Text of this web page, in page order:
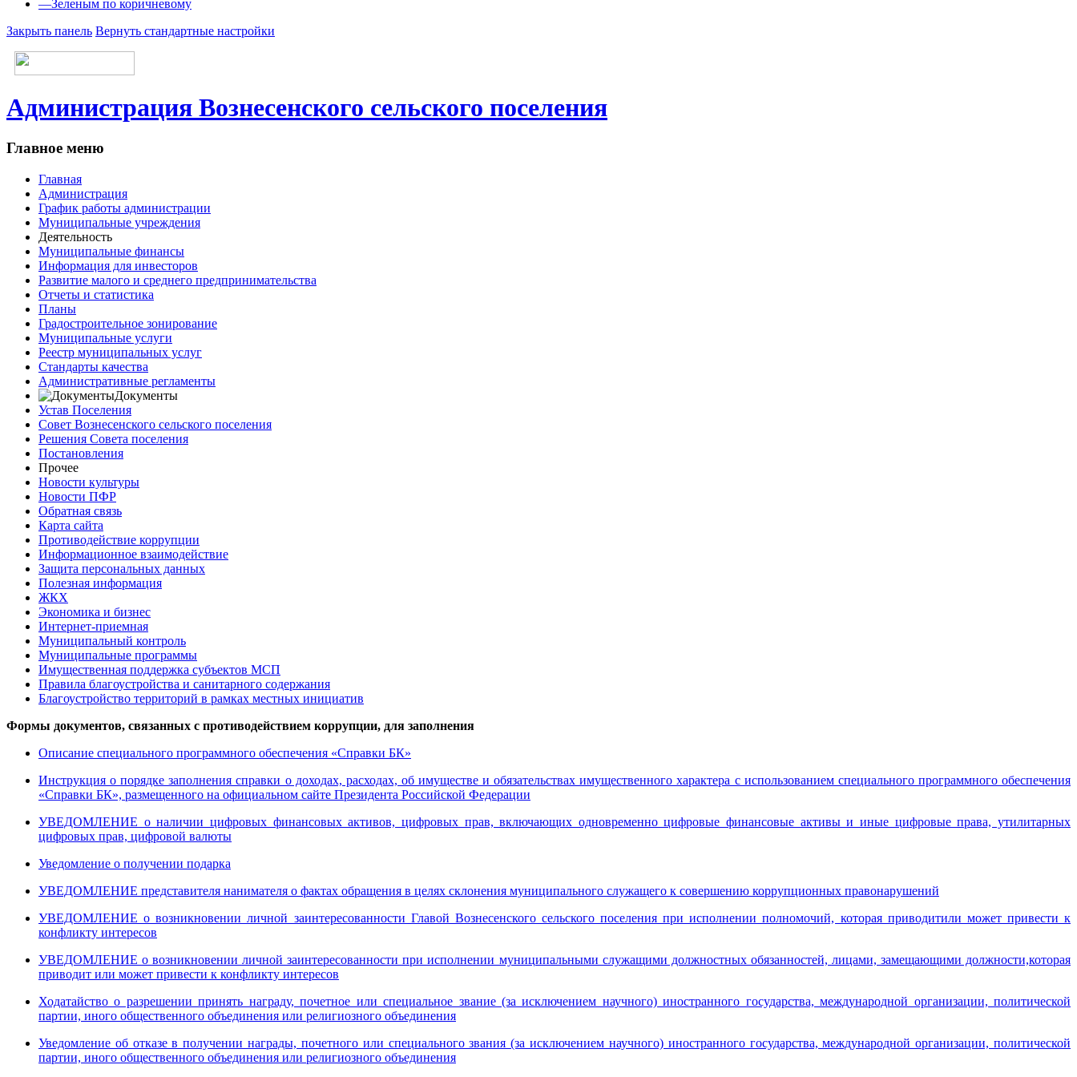
—Зеленым по коричневому
Закрыть панель Вернуть стандартные настройки
Администрация Вознесенского сельского поселения
Главное меню
Главная
Администрация
График работы администрации
Муниципальные учреждения
Деятельность
Муниципальные финансы
Информация для инвесторов
Развитие малого и среднего предпринимательства
Отчеты и статистика
Планы
Градостроительное зонирование
Муниципальные услуги
Реестр муниципальных услуг
Стандарты качества
Административные регламенты
Документы
Устав Поселения
Совет Вознесенского сельского поселения
Решения Совета поселения
Постановления
Прочее
Новости культуры
Новости ПФР
Обратная связь
Карта сайта
Противодействие коррупции
Информационное взаимодействие
Защита персональных данных
Полезная информация
ЖКХ
Экономика и бизнес
Интернет-приемная
Муниципальный контроль
Муниципальные программы
Имущественная поддержка субъектов МСП
Правила благоустройства и санитарного содержания
Благоустройство территорий в рамках местных инициатив
Формы документов, связанных с противодействием коррупции, для заполнения
Описание специального программного обеспечения «Справки БК»
Инструкция о порядке заполнения справки о доходах, расходах, об имуществе и обязательствах имущественного характера с использованием специального программного обеспечения
«Справки БК», размещенного на официальном сайте Президента Российской Федерации
УВЕДОМЛЕНИЕ о наличии цифровых финансовых активов, цифровых прав, включающих одновременно цифровые финансовые активы и иные цифровые права, утилитарных
цифровых прав, цифровой валюты
Уведомление о получении подарка
УВЕДОМЛЕНИЕ представителя нанимателя о фактах обращения в целях склонения муниципального служащего к совершению коррупционных правонарушений
УВЕДОМЛЕНИЕ о возникновении личной заинтересованности Главой Вознесенского сельского поселения при исполнении полномочий, которая приводитили может привести к
конфликту интересов
УВЕДОМЛЕНИЕ о возникновении личной заинтересованности при исполнении муниципальными служащими должностных обязанностей, лицами, замещающими должности,которая
приводит или может привести к конфликту интересов
Ходатайство о разрешении принять награду, почетное или специальное звание (за исключением научного) иностранного государства, международной организации, политической
партии, иного общественного объединения или религиозного объединения
Уведомление об отказе в получении награды, почетного или специального звания (за исключением научного) иностранного государства, международной организации, политической
партии, иного общественного объединения или религиозного объединения